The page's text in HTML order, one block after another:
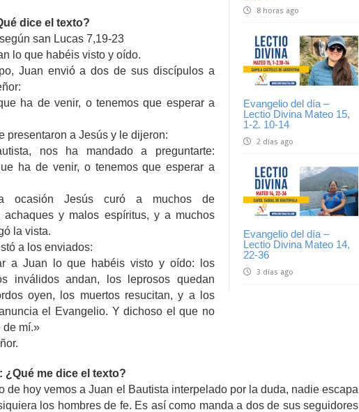
8 horas ago
Evangelio del día –
Lectio Divina Mateo 15,
1-2. 10-14
2 días ago
Evangelio del día –
Lectio Divina Mateo 14,
22-36
3 días ago
dice el texto?
san Lucas 7,19-23
lo que habéis visto y oído.
Juan envió a dos de sus discípulos a
ha de venir, o tenemos que esperar a
presentaron a Jesús y le dijeron:
nos ha mandado a preguntarte:
ha de venir, o tenemos que esperar a
ocasión Jesús curó a muchos de
achaques y malos espíritus, y a muchos
la vista.
a los enviados:
a Juan lo que habéis visto y oído: los
inválidos andan, los leprosos quedan
oyen, los muertos resucitan, y a los
el Evangelio. Y dichoso el que no
de mí.»
¿Qué me dice el texto?
de hoy vemos a Juan el Bautista interpelado por la duda, nadie escapa
los hombres de fe. Es así como manda a dos de sus seguidores